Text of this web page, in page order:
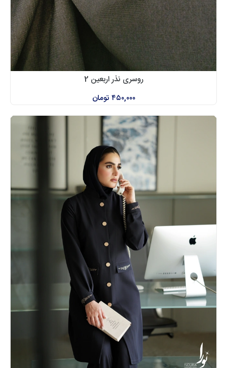
روسری نذر اربعین 2
۴۵۰,۰۰۰تومان
ست اداری مهرگان